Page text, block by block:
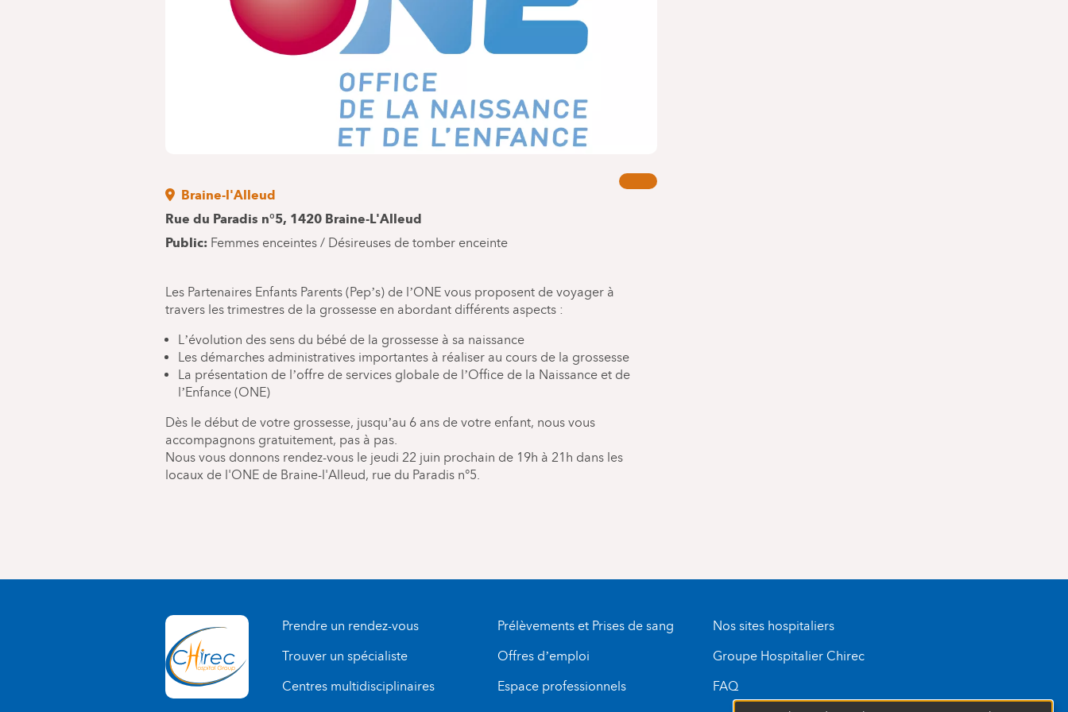
Braine-l'Alleud
Rue du Paradis n°5, 1420 Braine-L'Alleud
Public Femmes enceintes / Désireuses de tomber enceinte
Les Partenaires Enfants Parents (Pep’s) de l’ONE vous proposent de voyager à
travers les trimestres de la grossesse en abordant différents aspects :
L’évolution des sens du bébé de la grossesse à sa naissance
Les démarches administratives importantes à réaliser au cours de la grossesse
La présentation de l’offre de services globale de l’Office de la Naissance et de
l’Enfance (ONE)
Dès le début de votre grossesse, jusqu’au 6 ans de votre enfant, nous vous
accompagnons gratuitement, pas à pas.
Nous vous donnons rendez-vous le jeudi 22 juin prochain de 19h à 21h dans les
locaux de l'ONE de Braine-l'Alleud, rue du Paradis n°5.
Prendre un rendez-vous
Trouver un spécialiste
Centres multidisciplinaires
Prélèvements et Prises de sang
Offres d’emploi
Espace professionnels
Nos sites hospitaliers
Groupe Hospitalier Chirec
FAQ